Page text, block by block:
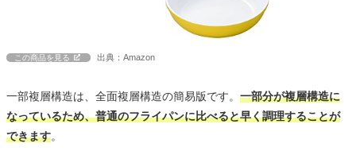
この商品を見る 出典：Amazon
一部複層構造は、全面複層構造の簡易版です。 一部分が複層構造に
なっているため、普通のフライパンに比べると早く調理することが
できます。